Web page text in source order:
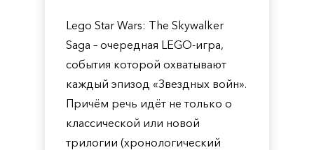
Lego Star Wars: The Skywalker
Saga – очередная LEGO-игра,
события которой охватывают
каждый эпизод «Звездных войн».
Причём речь идёт не только о
классической или новой
трилогии (хронологический